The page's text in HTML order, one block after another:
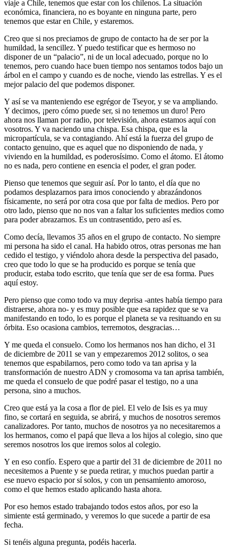
viaje a Chile, tenemos que estar con los chilenos. La situación
económica, financiera, no es boyante en ninguna parte, pero
tenemos que estar en Chile, y estaremos.
Creo que si nos preciamos de grupo de contacto ha de ser por la
humildad, la sencillez. Y puedo testificar que es hermoso no
disponer de un “palacio”, ni de un local adecuado, porque no lo
tenemos, pero cuando hace buen tiempo nos sentamos todos bajo un
árbol en el campo y cuando es de noche, viendo las estrellas. Y es el
mejor palacio del que podemos disponer.
Y así se va manteniendo ese egrégor de Tseyor, y se va ampliando.
Y decimos, ¡pero cómo puede ser, si no tenemos un duro! Pero
ahora nos llaman por radio, por televisión, ahora estamos aquí con
vosotros. Y va naciendo una chispa. Esa chispa, que es la
micropartícula, se va contagiando. Ahí está la fuerza del grupo de
contacto genuino, que es aquel que no disponiendo de nada, y
viviendo en la humildad, es poderosísimo. Como el átomo. El átomo
no es nada, pero contiene en esencia el poder, el gran poder.
Pienso que tenemos que seguir así. Por lo tanto, el día que no
podamos desplazarnos para irnos conociendo y abrazándonos
físicamente, no será por otra cosa que por falta de medios. Pero por
otro lado, pienso que no nos van a faltar los suficientes medios como
para poder abrazarnos. Es un contrasentido, pero así es.
Como decía, llevamos 35 años en el grupo de contacto. No siempre
mi persona ha sido el canal. Ha habido otros, otras personas me han
cedido el testigo, y viéndolo ahora desde la perspectiva del pasado,
creo que todo lo que se ha producido es porque se tenía que
producir, estaba todo escrito, que tenía que ser de esa forma. Pues
aquí estoy.
Pero pienso que como todo va muy deprisa -antes había tiempo para
distraerse, ahora no- y es muy posible que esa rapidez que se va
manifestando en todo, lo es porque el planeta se va resituando en su
órbita. Eso ocasiona cambios, terremotos, desgracias…
Y me queda el consuelo. Como los hermanos nos han dicho, el 31
de diciembre de 2011 se van y empezaremos 2012 solitos, o sea
tenemos que espabilarnos, pero como todo va tan aprisa y la
transformación de nuestro ADN y cromosoma va tan aprisa también,
me queda el consuelo de que podré pasar el testigo, no a una
persona, sino a muchos.
Creo que está ya la cosa a flor de piel. El velo de Isis es ya muy
fino, se cortará en seguida, se abrirá, y muchos de nosotros seremos
canalizadores. Por tanto, muchos de nosotros ya no necesitaremos a
los hermanos, como el papá que lleva a los hijos al colegio, sino que
seremos nosotros los que iremos solos al colegio.
Y en eso confío. Espero que a partir del 31 de diciembre de 2011 no
necesitemos a Puente y se pueda retirar, y muchos puedan partir a
ese nuevo espacio por sí solos, y con un pensamiento amoroso,
como el que hemos estado aplicando hasta ahora.
Por eso hemos estado trabajando todos estos años, por eso la
simiente está germinado, y veremos lo que sucede a partir de esa
fecha.
Si tenéis alguna pregunta, podéis hacerla.